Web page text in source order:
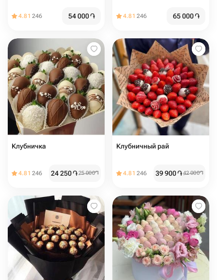
4.81 246 54 000֏ 4.81 246 65 000֏
Клубничка
4.81 246 24 250֏25 000֏
Клубничный рай
4.81 246 39 900֏42 000֏